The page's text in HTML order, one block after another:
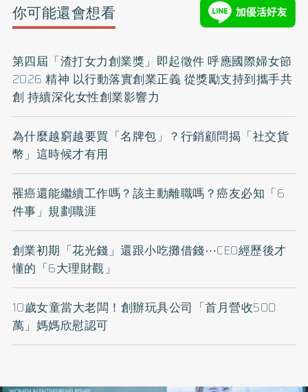
你可能還會想看
第四屆「渣打女力創業獎」即起徵件 呼應國際婦女節
2026 精神 以行動落實創業正義 從獎勵支持到攜手共
創 持續深化女性創業影響力
為什麼越窮越要買「名牌包」？行銷顧問揭「社交貨
幣」這時候才有用
罹癌還能繼續工作嗎？該主動離職嗎？癌友必知「6
件事」規劃職涯
創業初期「花光錢」還跟小吃攤借錢⋯CEO經歷後才
懂的「6大理財觀」
10歲女童當大老闆！創辦玩具公司「首月營收500
萬」媽媽欣慰認可